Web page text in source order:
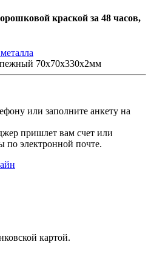
краской за 48 часов,
70х70х330х2мм
или заполните анкету на
пришлет вам счет или
по электронной почте.
картой.